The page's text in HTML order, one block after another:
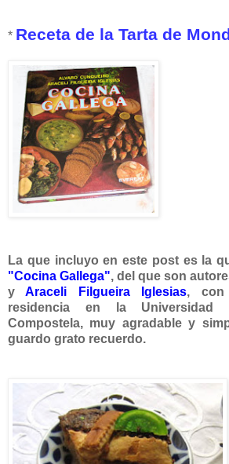
* Receta de la Tarta de
La que incluyo en este post es la
"Cocina Gallega", del que son
yAraceli Filgueira Iglesias, con
residencia en la Universidad
Compostela, muy agradable y
guardo grato recuerdo.